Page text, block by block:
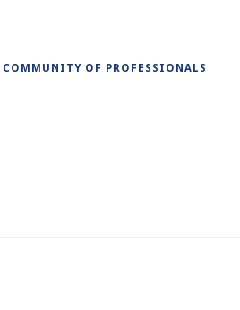
COMMUNITY OF PROFESSIONALS